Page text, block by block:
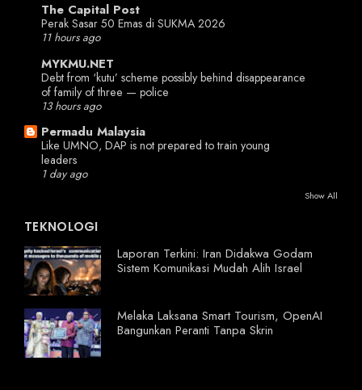
The Capital Post
Perak Sasar 50 Emas di SUKMA 2026
11 hours ago
MYKMU.NET
Debt from ‘kutu’ scheme possibly behind disappearance
of family of three — police
13 hours ago
Permadu Malaysia
Like UMNO, DAP is not prepared to train young
leaders
1 day ago
Show All
TEKNOLOGI
Laporan Terkini: Iran Didakwa Godam
Sistem Komunikasi Mudah Alih Israel
Melaka Laksana Smart Tourism, OpenAI
Bangunkan Peranti Tanpa Skrin